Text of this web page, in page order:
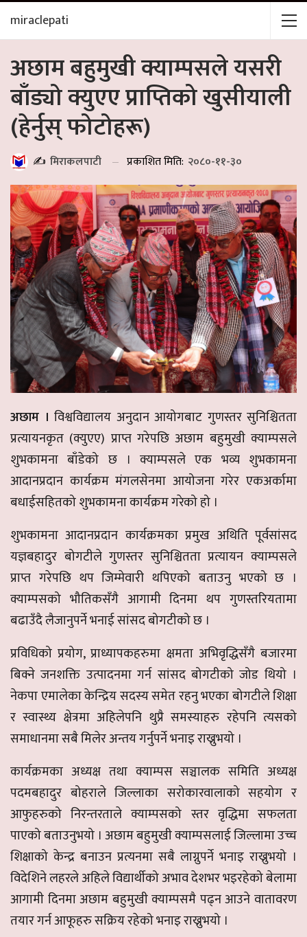
miraclepati
अछाम बहुमुखी क्याम्पसले यसरी
बाँड्यो क्युएए प्राप्तिको खुसीयाली
(हेर्नुस् फोटोहरू)
✍️ मिराकलपाटी प्रकाशित मिति: २०८०-११-३०
अछाम । विश्वविद्यालय अनुदान आयोगबाट गुणस्तर सुनिश्चितता
प्रत्यायनकृत (क्युएए) प्राप्त गरेपछि अछाम बहुमुखी क्याम्पसले
शुभकामना बाँडेको छ । क्याम्पसले एक भव्य शुभकामना
आदानप्रदान कार्यक्रम मंगलसेनमा आयोजना गरेर एकअर्कामा
बधाईसहितको शुभकामना कार्यक्रम गरेको हो ।
शुभकामना आदानप्रदान कार्यक्रमका प्रमुख अथिति पूर्वसांसद
यज्ञबहादुर बोगटीले गुणस्तर सुनिश्चितता प्रत्यायन क्याम्पसले
प्राप्त गरेपछि थप जिम्मेवारी थपिएको बताउनु भएको छ ।
क्याम्पसको भौतिकसँगै आगामी दिनमा थप गुणस्तरियतामा
बढाउँदै लैजानुपर्ने भनाई सांसद बोगटीको छ ।
प्रविधिको प्रयोग, प्राध्यापकहरुमा क्षमता अभिवृद्धिसँगै बजारमा
बिक्ने जनशक्ति उत्पादनमा गर्न सांसद बोगटीको जोड थियो ।
नेकपा एमालेका केन्द्रिय सदस्य समेत रहनु भएका बोगटीले शिक्षा
र स्वास्थ्य क्षेत्रमा अहिलेपनि थुप्रै समस्याहरु रहेपनि त्यसको
समाधानमा सबै मिलेर अन्तय गर्नुपर्ने भनाइ राख्नुभयो ।
कार्यक्रमका अध्यक्ष तथा क्याम्पस सञ्चालक समिति अध्यक्ष
पदमबहादुर बोहराले जिल्लाका सरोकारवालाको सहयोग र
आफुहरुको निरन्तरताले क्याम्पसको स्तर वृद्धिमा सफलता
पाएको बताउनुभयो । अछाम बहुमुखी क्याम्पसलाई जिल्लामा उच्च
शिक्षाको केन्द्र बनाउन प्रत्यनमा सबै लाग्नुपर्ने भनाइ राख्नुभयो ।
विदेशिने लहरले अहिले विद्यार्थीको अभाव देशभर भइरहेको बेलामा
आगामी दिनमा अछाम बहुमुखी क्याम्पसमै पढ्न आउने वातावरण
तयार गर्न आफूहरु सक्रिय रहेको भनाइ राख्नुभयो ।